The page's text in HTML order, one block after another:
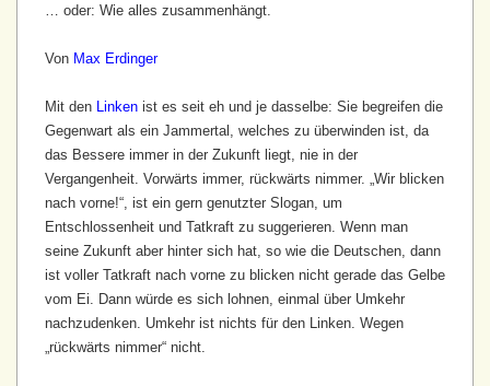
… oder: Wie alles zusammenhängt.
Von Max Erdinger
Mit den Linken ist es seit eh und je dasselbe: Sie begreifen die
Gegenwart als ein Jammertal, welches zu überwinden ist, da
das Bessere immer in der Zukunft liegt, nie in der
Vergangenheit. Vorwärts immer, rückwärts nimmer. „Wir blicken
nach vorne!“, ist ein gern genutzter Slogan, um
Entschlossenheit und Tatkraft zu suggerieren. Wenn man
seine Zukunft aber hinter sich hat, so wie die Deutschen, dann
ist voller Tatkraft nach vorne zu blicken nicht gerade das Gelbe
vom Ei. Dann würde es sich lohnen, einmal über Umkehr
nachzudenken. Umkehr ist nichts für den Linken. Wegen
„rückwärts nimmer“ nicht.